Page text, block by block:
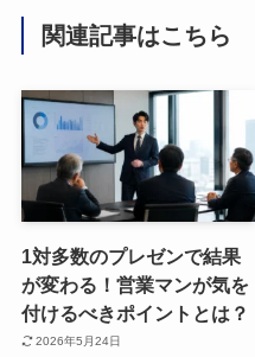
関連記事はこちら
1対多数のプレゼンで結果
が変わる！営業マンが気を
付けるべきポイントとは？
2026年5月24日